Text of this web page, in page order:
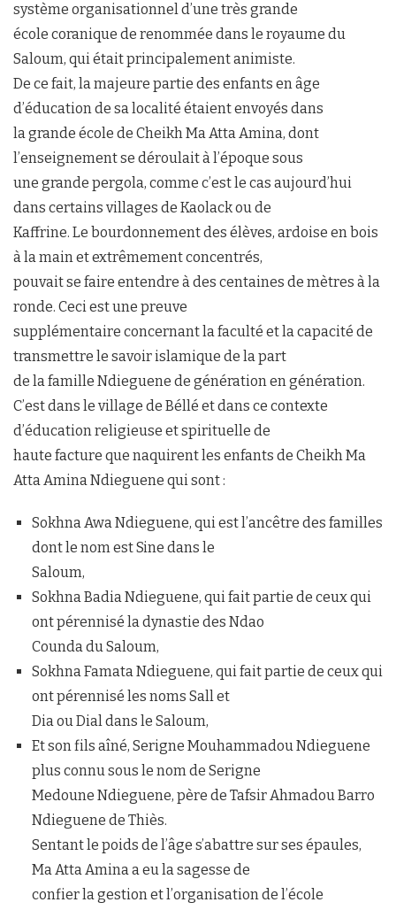
système organisationnel d’une très grande
école coranique de renommée dans le royaume du
Saloum, qui était principalement animiste.
De ce fait, la majeure partie des enfants en âge
d’éducation de sa localité étaient envoyés dans
la grande école de Cheikh Ma Atta Amina, dont
l’enseignement se déroulait à l’époque sous
une grande pergola, comme c’est le cas aujourd’hui
dans certains villages de Kaolack ou de
Kaffrine. Le bourdonnement des élèves, ardoise en bois
à la main et extrêmement concentrés,
pouvait se faire entendre à des centaines de mètres à la
ronde. Ceci est une preuve
supplémentaire concernant la faculté et la capacité de
transmettre le savoir islamique de la part
de la famille Ndieguene de génération en génération.
C’est dans le village de Béllé et dans ce contexte
d’éducation religieuse et spirituelle de
haute facture que naquirent les enfants de Cheikh Ma
Atta Amina Ndieguene qui sont :
Sokhna Awa Ndieguene, qui est l’ancêtre des familles
dont le nom est Sine dans le
Saloum,
Sokhna Badia Ndieguene, qui fait partie de ceux qui
ont pérennisé la dynastie des Ndao
Counda du Saloum,
Sokhna Famata Ndieguene, qui fait partie de ceux qui
ont pérennisé les noms Sall et
Dia ou Dial dans le Saloum,
Et son fils aîné, Serigne Mouhammadou Ndieguene
plus connu sous le nom de Serigne
Medoune Ndieguene, père de Tafsir Ahmadou Barro
Ndieguene de Thiès.
Sentant le poids de l’âge s’abattre sur ses épaules,
Ma Atta Amina a eu la sagesse de
confier la gestion et l’organisation de l’école